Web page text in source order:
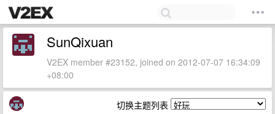
SunQixuan
V2EX member #23152, joined on 2012-07-07 16:34:09
+08:00
切换主题列表